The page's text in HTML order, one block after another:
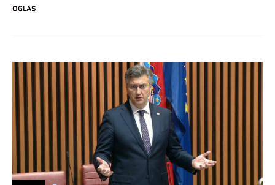
OGLAS